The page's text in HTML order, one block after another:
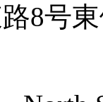
8号